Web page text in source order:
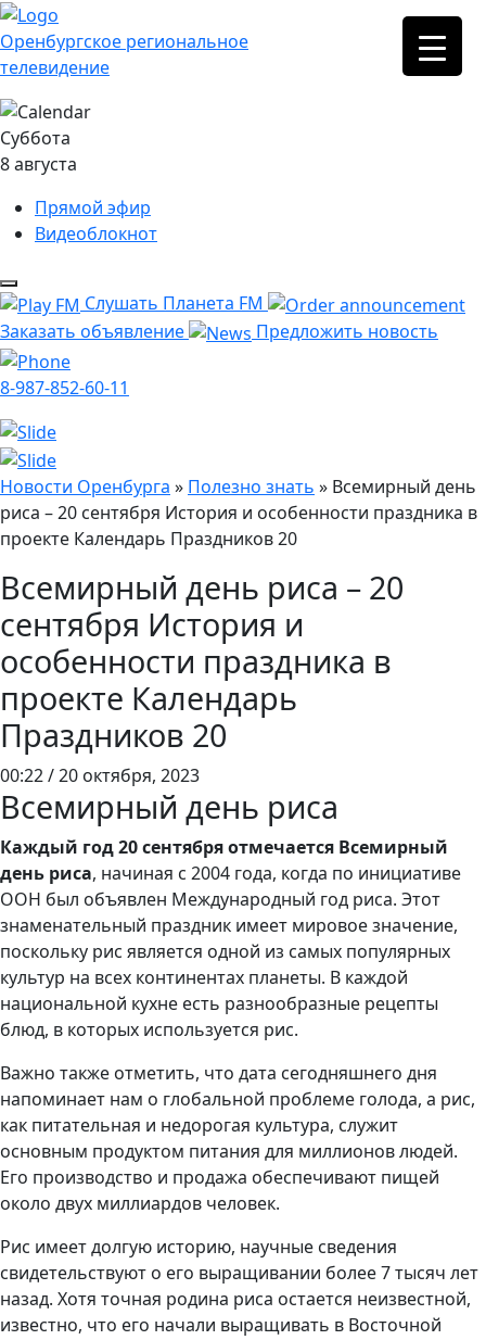
Оренбургское региональное
телевидение
Суббота
8 августа
Прямой эфир
Видеоблокнот
Слушать Планета FM
Заказать объявление
Предложить новость
8-987-852-60-11
Новости Оренбурга » Полезно знать » Всемирный день
риса – 20 сентября История и особенности праздника в
проекте Календарь Праздников 20
Всемирный день риса – 20
сентября История и
особенности праздника в
проекте Календарь
Праздников 20
00:22 / 20 октября, 2023
Всемирный день риса
Каждый год 20 сентября отмечается Всемирный
день риса, начиная с 2004 года, когда по инициативе
ООН был объявлен Международный год риса. Этот
знаменательный праздник имеет мировое значение,
поскольку рис является одной из самых популярных
культур на всех континентах планеты. В каждой
национальной кухне есть разнообразные рецепты
блюд, в которых используется рис.
Важно также отметить, что дата сегодняшнего дня
напоминает нам о глобальной проблеме голода, а рис,
как питательная и недорогая культура, служит
основным продуктом питания для миллионов людей.
Его производство и продажа обеспечивают пищей
около двух миллиардов человек.
Рис имеет долгую историю, научные сведения
свидетельствуют о его выращивании более 7 тысяч лет
назад. Хотя точная родина риса остается неизвестной,
известно, что его начали выращивать в Восточной